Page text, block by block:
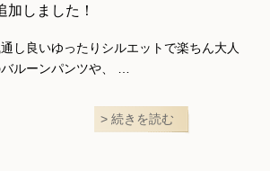
加しました！
し良いゆったりシルエットで楽ちん大人
ルーンパンツや、 …
続きを読む